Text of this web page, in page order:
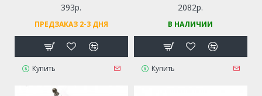
393р.
ПРЕДЗАКАЗ 2-3 ДНЯ
Купить
КОЛЕНВАЛ + СВЕЧА +
ПОДДОН ДЛЯ БЕНЗОПИЛЫ
180 STIHL
2082р.
В НАЛИЧИИ
Купить